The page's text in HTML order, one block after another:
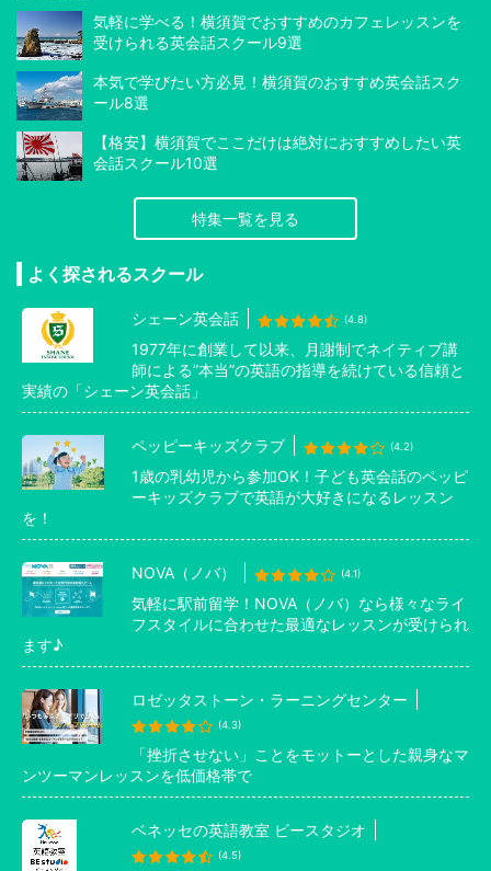
気軽に学べる！横須賀でおすすめのカフェレッスンを
受けられる英会話スクール9選
本気で学びたい方必見！横須賀のおすすめ英会話スク
ール8選
【格安】横須賀でここだけは絶対におすすめしたい英
会話スクール10選
特集一覧を見る
よく探されるスクール
シェーン英会話 (4.8)
1977年に創業して以来、月謝制でネイティブ講
師による”本当”の英語の指導を続けている信頼と
実績の「シェーン英会話」
ペッピーキッズクラブ (4.2)
1歳の乳幼児から参加OK！子ども英会話のペッピ
ーキッズクラブで英語が大好きになるレッスン
を！
NOVA（ノバ） (4.1)
気軽に駅前留学！NOVA（ノバ）なら様々なライ
フスタイルに合わせた最適なレッスンが受けられ
ます♪
ロゼッタストーン・ラーニングセンター
(4.3)
「挫折させない」ことをモットーとした親身なマ
ンツーマンレッスンを低価格帯で
ベネッセの英語教室 ビースタジオ
(4.5)